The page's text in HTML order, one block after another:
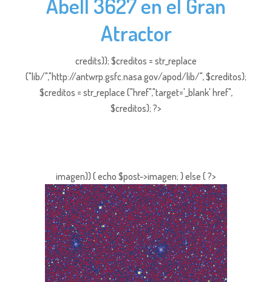
Abell 3627 en el Gran
Atractor
credits)); $creditos = str_replace
("lib/","http://antwrp.gsfc.nasa.gov/apod/lib/", $creditos);
$creditos = str_replace ("href","target='_blank' href",
$creditos); ?>
imagen)) { echo $post->imagen; } else { ?>